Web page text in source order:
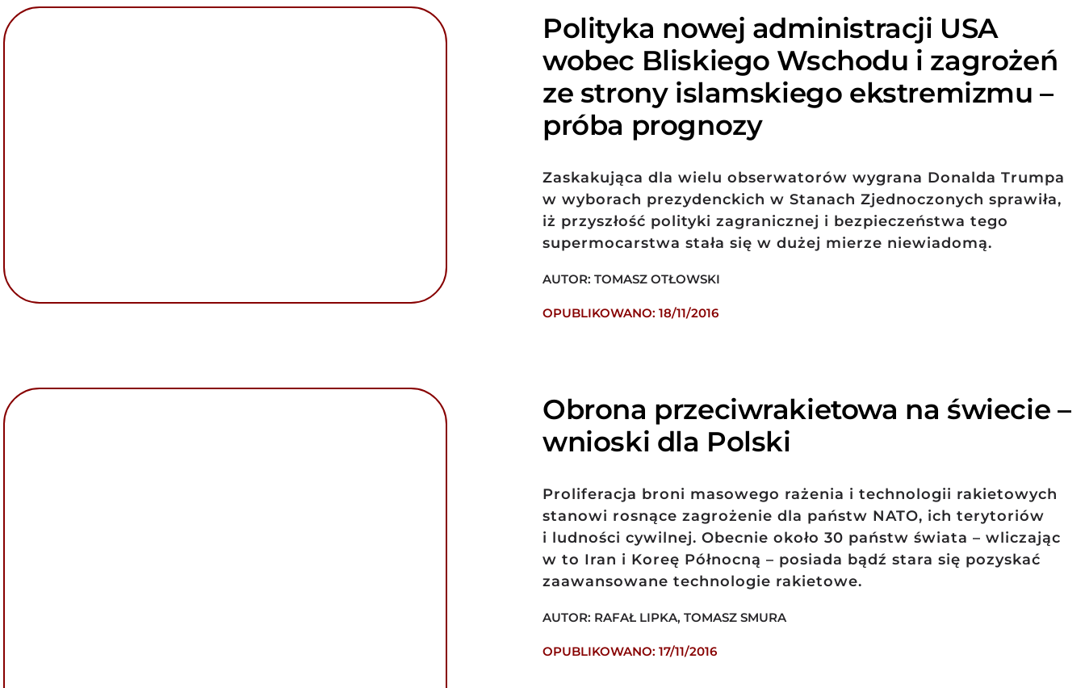
Polityka nowej administracji USA
wobec Bliskiego Wschodu i zagrożeń
ze strony islamskiego ekstremizmu –
próba prognozy
Zaskakująca dla wielu obserwatorów wygrana Donalda Trumpa
w wyborach prezydenckich w Stanach Zjednoczonych sprawiła,
iż przyszłość polityki zagranicznej i bezpieczeństwa tego
supermocarstwa stała się w dużej mierze niewiadomą.
AUTOR: TOMASZ OTŁOWSKI
OPUBLIKOWANO: 18/11/2016
Obrona przeciwrakietowa na świecie –
wnioski dla Polski
Proliferacja broni masowego rażenia i technologii rakietowych
stanowi rosnące zagrożenie dla państw NATO, ich terytoriów
i ludności cywilnej. Obecnie około 30 państw świata – wliczając
w to Iran i Koreę Północną – posiada bądź stara się pozyskać
zaawansowane technologie rakietowe.
AUTOR: RAFAŁ LIPKA, TOMASZ SMURA
OPUBLIKOWANO: 17/11/2016